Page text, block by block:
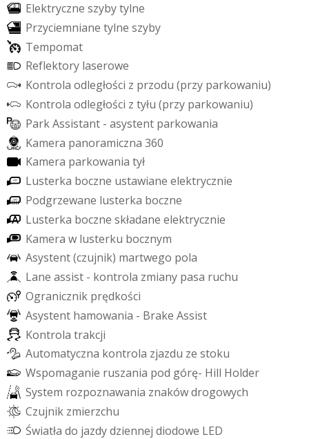
Elektryczne szybytylne
Przyciemniane tylne szyby
Tempomat
Reflektory laserowe
Kontrola odległości z przodu (przy parkowaniu)
Kontrola odległości z tyłu (przy parkowaniu)
ParkAssistant - asystent parkowania
Kamera panoramiczna 360
Kamera parkowania tył
Lusterka boczne ustawiane elektrycznie
Podgrzewane lusterka boczne
Lusterka boczne składane elektrycznie
Kamera w lusterku bocznym
Asystent(czujnik) martwego pola
Lane assist - kontrola zmiany pasa ruchu
Ogranicznik prędkości
Asystent hamowania - Brake Assist
Kontrola trakcji
Automatyczna kontrola zjazdu ze stoku
Wspomaganie ruszania pod górę- Hill Holder
System rozpoznawania znakówdrogowych
Czujnik zmierzchu
Światła do jazdydziennej diodowe LED